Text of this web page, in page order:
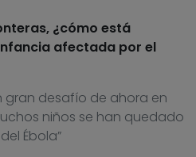
¿cómo está
afectada por el
gran desafío de ahora en
niños se han quedado
Ébola”